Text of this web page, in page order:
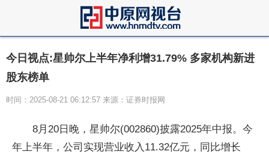
今日视点:星帅尔上半年净利增31.79% 多家机构新进
股东榜单
时间：2025-08-21 06:12:57 来源：证券时报网
8月20日晚，星帅尔(002860)披露2025年中报。今
年上半年，公司实现营业收入11.32亿元，同比增长